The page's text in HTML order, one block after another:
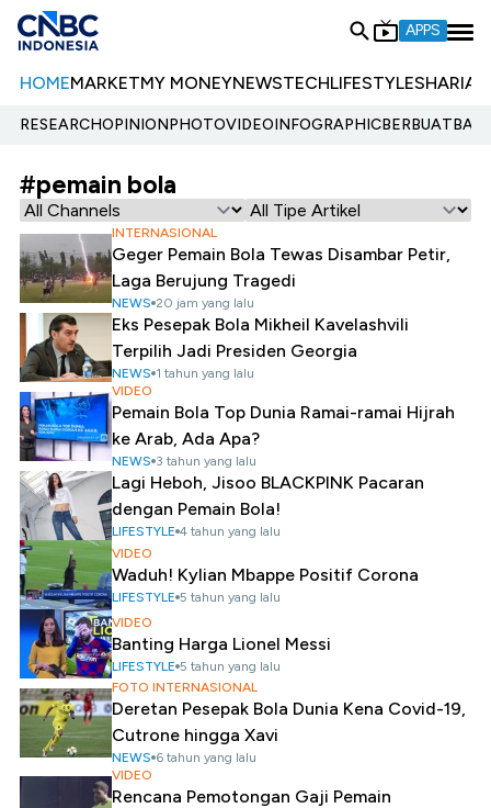
APPS
HOMEMARKETMY MONEYNEWSTECHLIFESTYLESHARIA
RESEARCHOPINIONPHOTOVIDEOINFOGRAPHIC
#pemain bola
INTERNASIONAL
Geger Pemain Bola Tewas Disambar Petir,
Laga Berujung Tragedi
NEWS 20 jam yang lalu
Eks Pesepak Bola Mikheil Kavelashvili
Terpilih Jadi Presiden Georgia
NEWS 1 tahun yang lalu
VIDEO
Pemain Bola Top Dunia Ramai-ramai Hijrah
ke Arab, Ada Apa?
NEWS 3 tahun yang lalu
Lagi Heboh, Jisoo BLACKPINK Pacaran
dengan Pemain Bola!
LIFESTYLE 4 tahun yang lalu
VIDEO
Waduh! Kylian Mbappe Positif Corona
LIFESTYLE 5 tahun yang lalu
VIDEO
Banting Harga Lionel Messi
LIFESTYLE 5 tahun yang lalu
FOTO INTERNASIONAL
Deretan Pesepak Bola Dunia Kena Covid-19,
Cutrone hingga Xavi
NEWS 6 tahun yang lalu
VIDEO
Rencana Pemotongan Gaji Pemain